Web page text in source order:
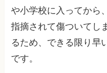
や小学校に入ってから
指摘されて傷ついてし
るため、できる限り早
です。